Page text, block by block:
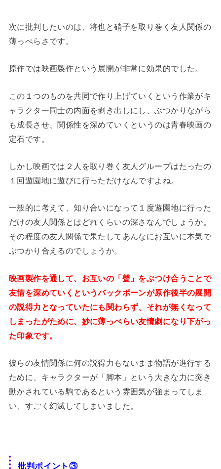
次に批判したいのは、将也と硝子を取り巻く友人関係の
薄っぺらさです。
原作では映画製作という展開が非常に効果的でした。
この１つのものを共同で作り上げていくという作業がキ
ャラクター同士の内面を剥き出しにし、ぶつかりながら
も成長させ、関係性を深めていくというのは青春映画の
定石です。
しかし映画では２人を取り巻く友人グループはたったの
１回遊園地に遊びに行っただけなんですよね。
一般的に考えて、知り合いになって１度遊園地に行った
だけの友人関係とはどれくらいの深さなんでしょうか。
その程度の友人関係で果たしてあんなにお互いに本気で
ぶつかり合えるのでしょうか。
映画製作を通して、お互いの「聲」をぶつけ合うことで
友情を深めていくというバックボーンが原作後半の展開
の説得力となっていたにも関わらず、それが無くなって
しまったがために、妙に薄っぺらい友情劇になり下がっ
た印象です。
彼らの友情関係に何の説得力もないまま物語が進行する
ために、キャラクターが「脚本」という大きな力に突き
動かされている駒であるという雰囲気が強まってしま
い、すごく幻滅してしまいました。
批判ポイント③